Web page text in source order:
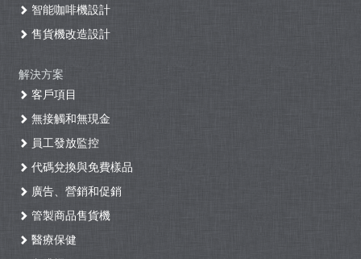
智能咖啡機設計
售貨機改造設計
解決方案
客戶項目
無接觸和無現金
員工發放監控
代碼兌換與免費樣品
廣告、營銷和促銷
管製商品售貨機
醫療保健